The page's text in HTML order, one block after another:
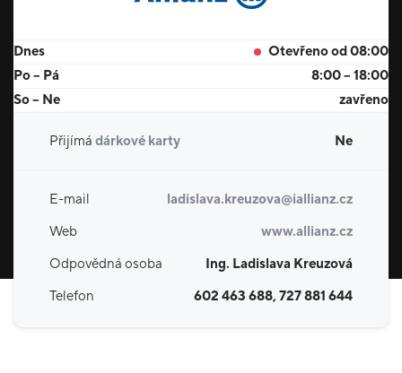
Dnes
Otevřeno od 08:00
Po – Pá
8:00 – 18:00
So – Ne
zavřeno
Přijímá dárkové karty Ne
E-mail
ladislava.kreuzova@iallianz.cz
Web
www.allianz.cz
Odpovědná osoba
Ing. Ladislava Kreuzová
Telefon
602 463 688, 727 881 644